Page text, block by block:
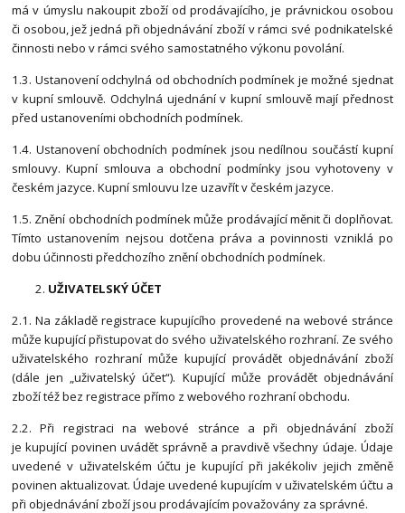
má v úmyslu nakoupit zboží od prodávajícího, je právnickou osobou
či osobou, jež jedná při objednávání zboží v rámci své podnikatelské
činnosti nebo v rámci svého samostatného výkonu povolání.
1.3. Ustanovení odchylná od obchodních podmínek je možné sjednat
v kupní smlouvě. Odchylná ujednání v kupní smlouvě mají přednost
před ustanoveními obchodních podmínek.
1.4. Ustanovení obchodních podmínek jsou nedílnou součástí kupní
smlouvy. Kupní smlouva a obchodní podmínky jsou vyhotoveny v
českém jazyce. Kupní smlouvu lze uzavřít v českém jazyce.
1.5. Znění obchodních podmínek může prodávající měnit či doplňovat.
Tímto ustanovením nejsou dotčena práva a povinnosti vzniklá po
dobu účinnosti předchozího znění obchodních podmínek.
UŽIVATELSKÝ ÚČET
2.1. Na základě registrace kupujícího provedené na webové stránce
může kupující přistupovat do svého uživatelského rozhraní. Ze svého
uživatelského rozhraní může kupující provádět objednávání zboží
(dále jen „uživatelský účet“). Kupující může provádět objednávání
zboží též bez registrace přímo z webového rozhraní obchodu.
2.2. Při registraci na webové stránce a při objednávání zboží
je kupující povinen uvádět správně a pravdivě všechny údaje. Údaje
uvedené v uživatelském účtu je kupující při jakékoliv jejich změně
povinen aktualizovat. Údaje uvedené kupujícím v uživatelském účtu a
při objednávání zboží jsou prodávajícím považovány za správné.